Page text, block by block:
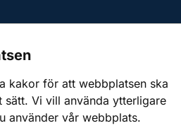
kakor för att webbplatsen ska
Vi vill använda ytterligare
använder vår webbplats.